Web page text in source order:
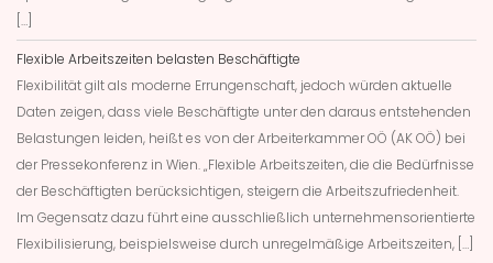
[…]
Flexible Arbeitszeiten belasten Beschäftigte
Flexibilität gilt als moderne Errungenschaft, jedoch würden aktuelle
Daten zeigen, dass viele Beschäftigte unter den daraus entstehenden
Belastungen leiden, heißt es von der Arbeiterkammer OÖ (AK OÖ) bei
der Pressekonferenz in Wien. „Flexible Arbeitszeiten, die die Bedürfnisse
der Beschäftigten berücksichtigen, steigern die Arbeitszufriedenheit.
Im Gegensatz dazu führt eine ausschließlich unternehmensorientierte
Flexibilisierung, beispielsweise durch unregelmäßige Arbeitszeiten, […]